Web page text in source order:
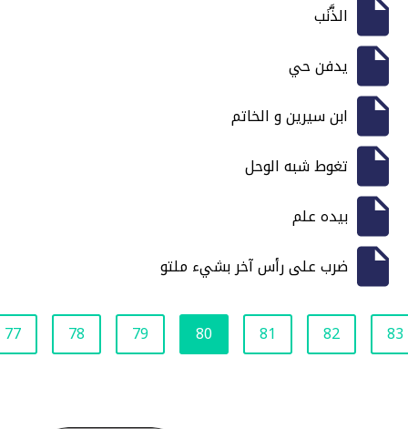
الذَّنَب
يدفن حي
ابن سيرين و الخاتم
تغوط شبه الوحل
بيده علم
ضرب على رأس آخر بشيء ملتو
77 78 79 80 81 82 83